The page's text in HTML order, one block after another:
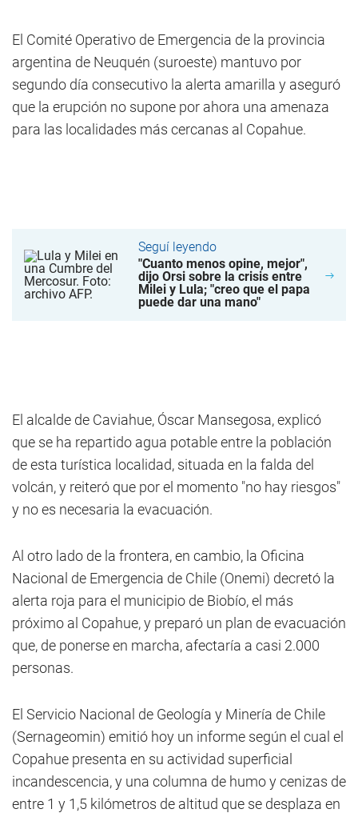
El Comité Operativo de Emergencia de la provincia
argentina de Neuquén (suroeste) mantuvo por
segundo día consecutivo la alerta amarilla y aseguró
que la erupción no supone por ahora una amenaza
para las localidades más cercanas al Copahue.
Seguí leyendo
"Cuanto menos opine, mejor",
dijo Orsi sobre la crisis entre
Milei y Lula; "creo que el papa
puede dar una mano"
El alcalde de Caviahue, Óscar Mansegosa, explicó
que se ha repartido agua potable entre la población
de esta turística localidad, situada en la falda del
volcán, y reiteró que por el momento "no hay riesgos"
y no es necesaria la evacuación.
Al otro lado de la frontera, en cambio, la Oficina
Nacional de Emergencia de Chile (Onemi) decretó la
alerta roja para el municipio de Biobío, el más
próximo al Copahue, y preparó un plan de evacuación
que, de ponerse en marcha, afectaría a casi 2.000
personas.
El Servicio Nacional de Geología y Minería de Chile
(Sernageomin) emitió hoy un informe según el cual el
Copahue presenta en su actividad superficial
incandescencia, y una columna de humo y cenizas de
entre 1 y 1,5 kilómetros de altitud que se desplaza en